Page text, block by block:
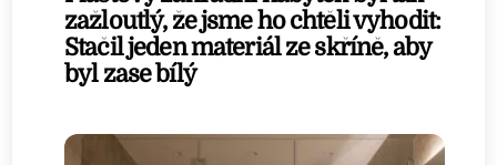
zažloutlý, že jsme ho chtěli vyhodit:
Stačil jeden materiál ze skříně, aby
byl zase bílý